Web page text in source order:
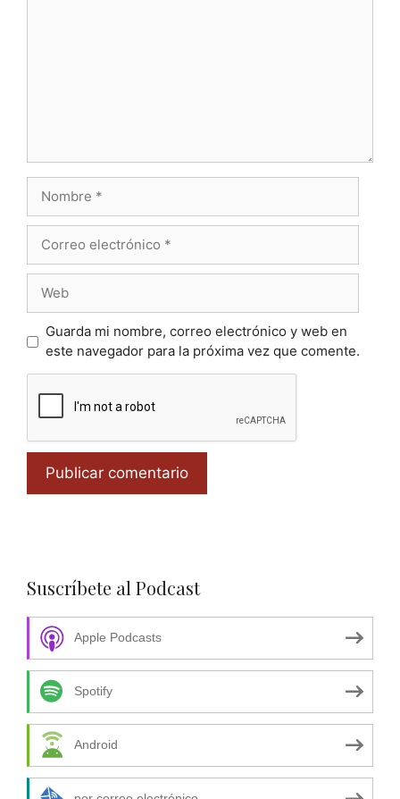
electrónico
Guarda mi nombre, correo electrónico y web en
este navegador para la próxima vez que comente.
Suscríbete al Podcast
Apple Podcasts
Spotify
Android